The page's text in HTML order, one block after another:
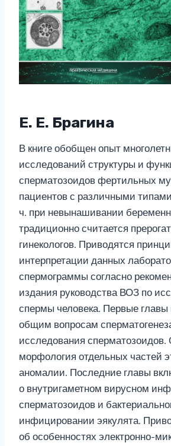
Е. Е. Брагина
В книге обобщен опыт
исследований структуры и
сперматозоидов фертильных
пациентов с различными
ч. при невынашивании
традиционно считается
гинекологов. Приводятся
интерпретации данных
спермограммы согласно
издания руководства ВОЗ по
спермы человека. Первые
общим вопросам
исследования
морфология отдельных частей
аномалии. Последние главы
о внутригаметном вирусном
сперматозоидов и
инфицировании эякулята.
об особенностях электронно-